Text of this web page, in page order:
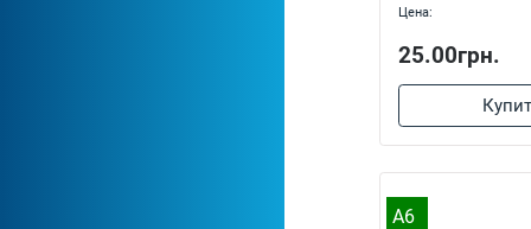
Цена:
25.00грн.
A6